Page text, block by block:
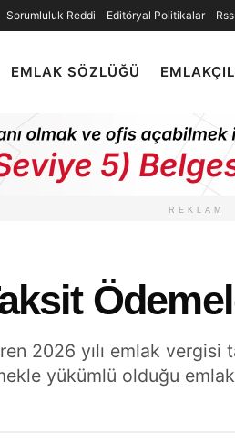
Sorumluluk Reddi Editöryal Politikalar Rss
EMLAK SÖZLÜĞÜ
REKLAM
2026 yılı emlak
yükümlü olduğu